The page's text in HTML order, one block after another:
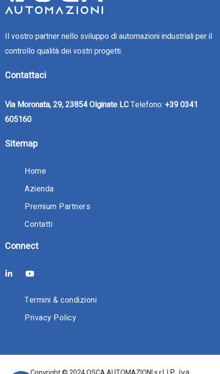
Il vostro partner nello sviluppo di automazioni industriali per il
controllo qualità dei vostri progetti.
Contattaci
Via Moronata, 29, 23854 Olginate LCTelefono: +39 0341
605160
Sitemap
Home
Azienda
Premium Partners
Contatti
Connect
Termini & condizioni
Privacy Policy
P. iva